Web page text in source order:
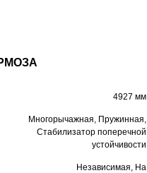
4927 мм
Многорычажная, Пружинная,
Стабилизатор поперечной
устойчивости
Независимая, На